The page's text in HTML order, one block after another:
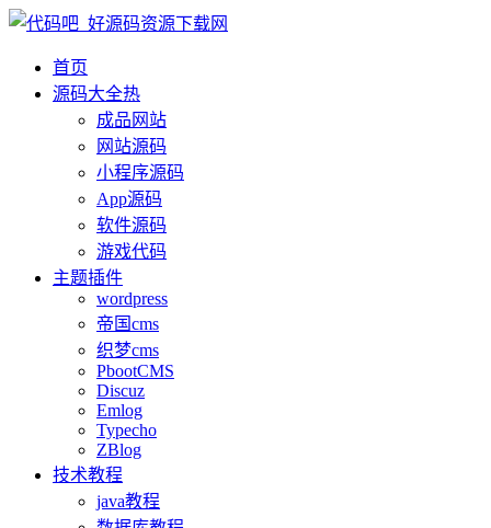
首页
源码大全热
成品网站
网站源码
小程序源码
App源码
软件源码
游戏代码
主题插件
wordpress
帝国cms
织梦cms
PbootCMS
Discuz
Emlog
Typecho
ZBlog
技术教程
java教程